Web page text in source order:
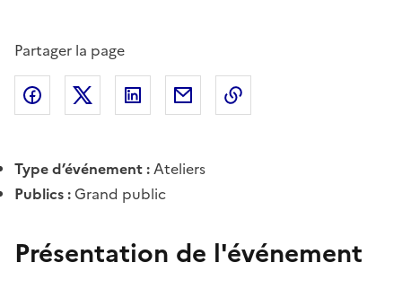
Partager la page
Partager l'article surFacebook
Partager l'article sur X (anciennement
Partager l'article sur
Partager l'article par courriel
Type d’événement :Ateliers
Publics :Grand public
Présentation de l'événement